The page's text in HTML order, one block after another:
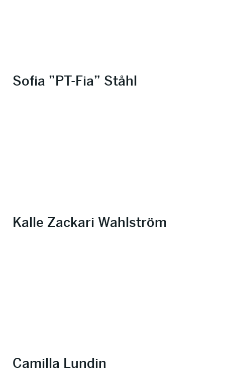
Sofia ”PT-Fia” Ståhl
Kalle Zackari Wahlström
Camilla Lundin